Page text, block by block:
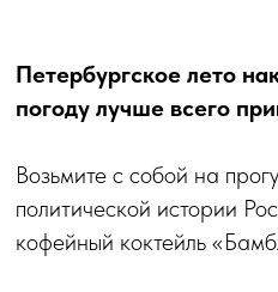
Петербургское лето
погоду лучше всего
Возьмите с собой на
политической истории
кофейный коктейль